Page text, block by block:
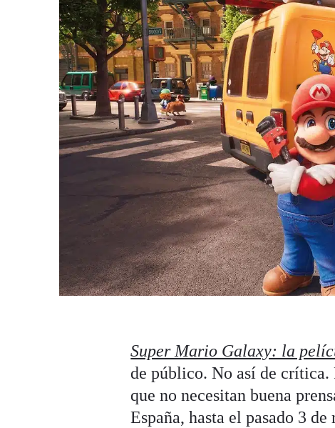
Super Mario Galaxy: la
de público. No así de
que no necesitan buena
España, hasta el pasado 3